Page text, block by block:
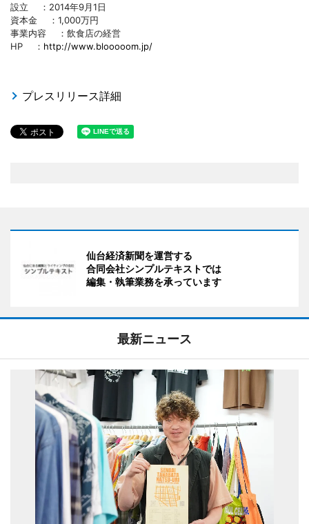
設立 ：2014年9月1日
資本金 ：1,000万円
事業内容 ：飲食店の経営
HP ： http://www.blooooom.jp/
プレスリリース詳細
仙台経済新聞を運営する
合同会社シンプルテキストでは
編集・執筆業務を承っています
最新ニュース